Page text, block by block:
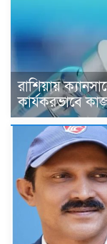
রাশিয়ায়
কার্যকরভাবে